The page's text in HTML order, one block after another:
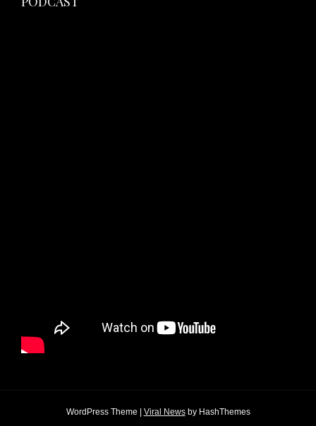
WordPress Theme Viral Newsby HashThemes